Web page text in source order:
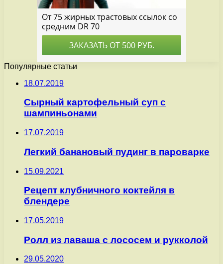
Популярные статьи
18.07.2019
Сырный картофельный суп с
шампиньонами
17.07.2019
Легкий банановый пудинг в пароварке
15.09.2021
Рецепт клубничного коктейля в
блендере
17.05.2019
Ролл из лаваша с лососем и рукколой
29.05.2020